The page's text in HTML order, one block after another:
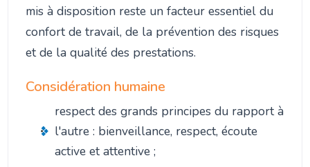
mis à disposition reste un facteur essentiel du
confort de travail, de la prévention des risques
et de la qualité des prestations.
Considération humaine
respect des grands principes du rapport à
l'autre : bienveillance, respect, écoute
active et attentive ;